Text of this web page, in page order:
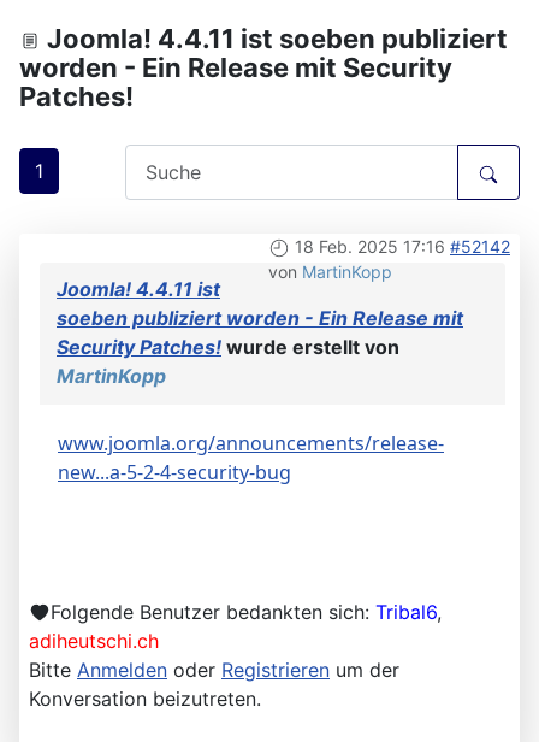
Joomla! 4.4.11 ist soeben publiziert
worden - Ein Release mit Security
Patches!
1
18 Feb. 2025 17:16 #52142
von MartinKopp
Joomla! 4.4.11 ist
soeben publiziert worden - Ein Release mit
Security Patches! wurde erstellt von
MartinKopp
www.joomla.org/announcements/release-
new...a-5-2-4-security-bug
Folgende Benutzer bedankten sich: Tribal6,
adiheutschi.ch
Bitte Anmelden oder Registrieren um der
Konversation beizutreten.